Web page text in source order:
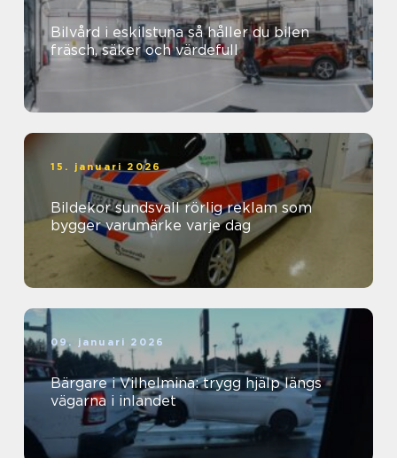
Bilvård i eskilstuna så håller du bilen
fräsch, säker och värdefull
15. januari 2026
Bildekor sundsvall rörlig reklam som
bygger varumärke varje dag
09. januari 2026
Bärgare i Vilhelmina: trygg hjälp längs
vägarna i inlandet